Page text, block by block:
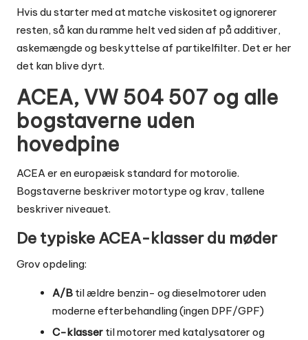
Hvis du starter med at matche viskositet og ignorerer
resten, så kan du ramme helt ved siden af på additiver,
askemængde og beskyttelse af partikelfilter. Det er her
det kan blive dyrt.
ACEA, VW 504 507 og alle
bogstaverne uden
hovedpine
ACEA er en europæisk standard for motorolie.
Bogstaverne beskriver motortype og krav, tallene
beskriver niveauet.
De typiske ACEA-klasser du møder
Grov opdeling:
A/B til ældre benzin- og dieselmotorer uden
moderne efterbehandling (ingen DPF/GPF)
C-klasser til motorer med katalysatorer og